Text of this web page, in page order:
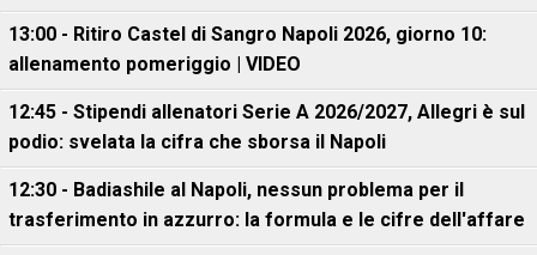
13:00 - Ritiro Castel di Sangro Napoli 2026, giorno 10:
allenamento pomeriggio | VIDEO
12:45 - Stipendi allenatori Serie A 2026/2027, Allegri è sul
podio: svelata la cifra che sborsa il Napoli
12:30 - Badiashile al Napoli, nessun problema per il
trasferimento in azzurro: la formula e le cifre dell'affare